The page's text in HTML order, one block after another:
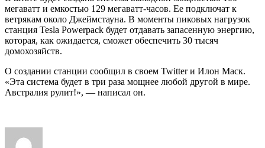
мегаватт и емкостью 129 мегаватт-часов. Ее подключат к
ветрякам около Джеймстауна. В моменты пиковых нагрузок
станция Tesla Powerpack будет отдавать запасенную энергию,
которая, как ожидается, сможет обеспечить 30 тысяч
домохозяйств.
О создании станции сообщил в своем Twitter и Илон Маск.
«Эта система будет в три раза мощнее любой другой в мире.
Австралия рулит!», — написал он.